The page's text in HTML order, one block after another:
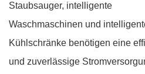
Staubsauger, intelligente
Waschmaschinen und
Kühlschränke benötigen eine
und zuverlässige